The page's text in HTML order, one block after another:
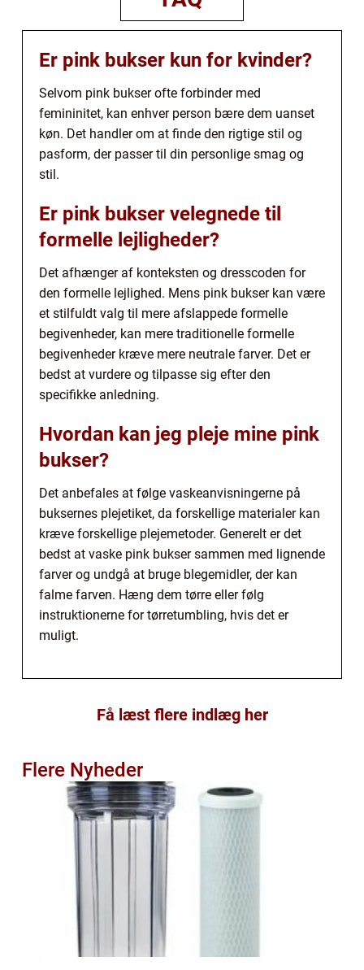
Er pink bukser kun for kvinder?
Selvom pink bukser ofte forbinder med
femininitet, kan enhver person bære dem uanset
køn. Det handler om at finde den rigtige stil og
pasform, der passer til din personlige smag og
stil.
Er pink bukser velegnede til
formelle lejligheder?
Det afhænger af konteksten og dresscoden for
den formelle lejlighed. Mens pink bukser kan være
et stilfuldt valg til mere afslappede formelle
begivenheder, kan mere traditionelle formelle
begivenheder kræve mere neutrale farver. Det er
bedst at vurdere og tilpasse sig efter den
specifikke anledning.
Hvordan kan jeg pleje mine pink
bukser?
Det anbefales at følge vaskeanvisningerne på
buksernes plejetiket, da forskellige materialer kan
kræve forskellige plejemetoder. Generelt er det
bedst at vaske pink bukser sammen med lignende
farver og undgå at bruge blegemidler, der kan
falme farven. Hæng dem tørre eller følg
instruktionerne for tørretumbling, hvis det er
muligt.
Få læst flere indlæg her
Flere Nyheder